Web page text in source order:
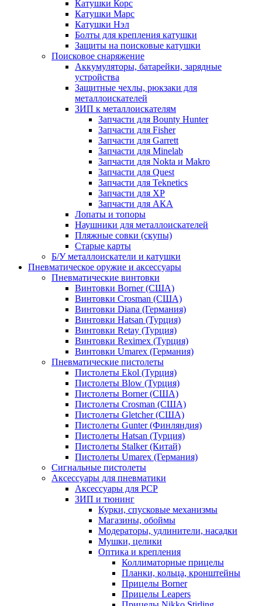
Катушки Корс
Катушки Марс
Катушки Нэл
Болты для крепления катушки
Защиты на поисковые катушки
Поисковое снаряжение
Аккумуляторы, батарейки, зарядные
устройства
Защитные чехлы, рюкзаки для
металлоискателей
ЗИП к металлоискателям
Запчасти для Bounty Hunter
Запчасти для Fisher
Запчасти для Garrett
Запчасти для Minelab
Запчасти для Nokta и Makro
Запчасти для Quest
Запчасти для Teknetics
Запчасти для XP
Запчасти для АКА
Лопаты и топоры
Наушники для металлоискателей
Пляжные совки (скупы)
Старые карты
Б/У металлоискатели и катушки
Пневматическое оружие и аксессуары
Пневматические винтовки
Винтовки Borner (США)
Винтовки Crosman (США)
Винтовки Diana (Германия)
Винтовки Hatsan (Турция)
Винтовки Retay (Турция)
Винтовки Reximex (Турция)
Винтовки Umarex (Германия)
Пневматические пистолеты
Пистолеты Ekol (Турция)
Пистолеты Blow (Турция)
Пистолеты Borner (США)
Пистолеты Crosman (США)
Пистолеты Gletcher (США)
Пистолеты Gunter (Финляндия)
Пистолеты Hatsan (Турция)
Пистолеты Stalker (Китай)
Пистолеты Umarex (Германия)
Сигнальные пистолеты
Аксессуары для пневматики
Аксессуары для PCP
ЗИП и тюнинг
Курки, спусковые механизмы
Магазины, обоймы
Модераторы, удлинители, насадки
Мушки, целики
Оптика и крепления
Коллиматорные прицелы
Планки, кольца, кронштейны
Прицелы Borner
Прицелы Leapers